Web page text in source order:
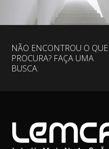
NÃO ENCONTROU O QUE
PROCURA? FAÇA UMA
BUSCA: